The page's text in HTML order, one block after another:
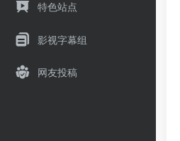
特色站点
影视字幕组
网友投稿